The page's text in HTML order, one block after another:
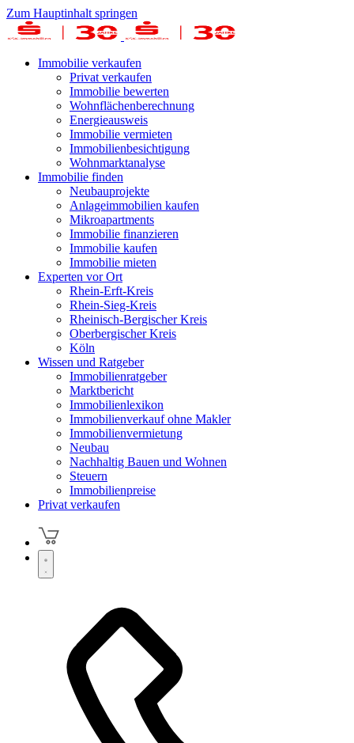
Zum Hauptinhalt springen
Immobilie verkaufen
Privat verkaufen
Immobilie bewerten
Wohnflächenberechnung
Energieausweis
Immobilie vermieten
Immobilienbesichtigung
Wohnmarktanalyse
Immobilie finden
Neubauprojekte
Anlageimmobilien kaufen
Mikroapartments
Immobilie finanzieren
Immobilie kaufen
Immobilie mieten
Experten vor Ort
Rhein-Erft-Kreis
Rhein-Sieg-Kreis
Rheinisch-Bergischer Kreis
Oberbergischer Kreis
Köln
Wissen und Ratgeber
Immobilienratgeber
Marktbericht
Immobilienlexikon
Immobilienverkauf ohne Makler
Immobilienvermietung
Neubau
Nachhaltig Bauen und Wohnen
Steuern
Immobilienpreise
Privat verkaufen